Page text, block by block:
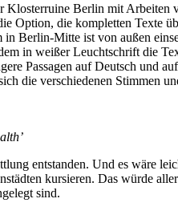
Klosterruine Berlin mit Arbeiten
Option, die kompletten Texte
Berlin-Mitte ist von außen
in weißer Leuchtschrift die
Passagen auf Deutsch und
die verschiedenen Stimmen
entstanden. Und es wäre
kursieren. Das würde
sind.